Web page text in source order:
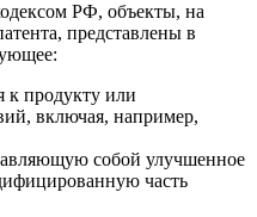
РФ, объекты, на
представлены в
к продукту или
включая, например,
собой улучшенное
часть